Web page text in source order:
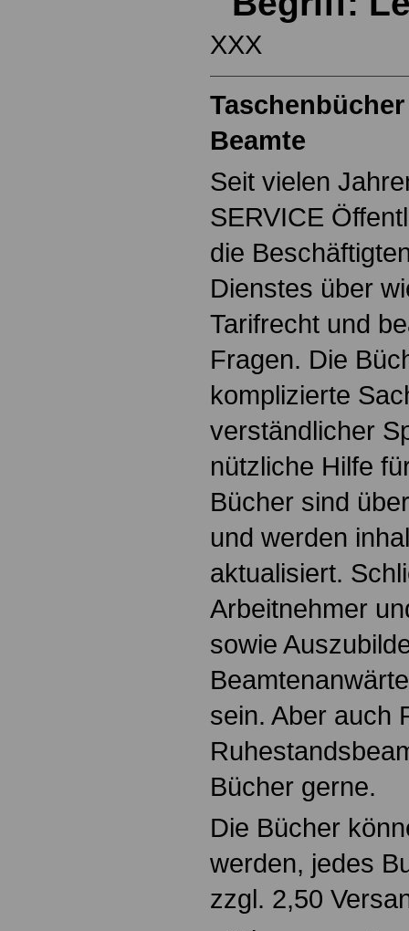
XXX
Beamte
Seit vielen
SERVICE
die
Dienstes über
Tarifrecht und
Fragen. Die
komplizierte
verständlicher
nützliche Hilfe
Bücher sind
und werden
aktualisiert.
Arbeitnehmer
sowie
sein. Aber auch
Bücher gerne.
Die Bücher
werden, jedes
zzgl. 2,50